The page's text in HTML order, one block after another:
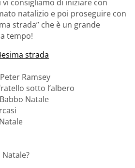
consigliamo di iniziare con
natalizio e poi proseguire con
strada” che è un grande
tempo!
strada
Ramsey
sotto l’albero
Natale
Natale?